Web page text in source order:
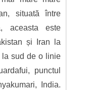
situată între
aceasta este
și Iran la
la sud de o linie
punctul
India.